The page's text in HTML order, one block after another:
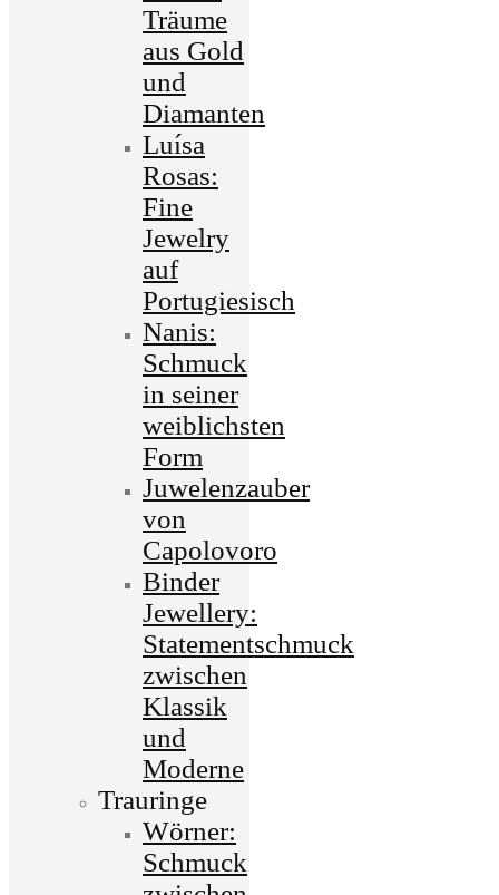
Träume
aus Gold
und
Diamanten
Luísa
Rosas:
Fine
Jewelry
auf
Portugiesisch
Nanis:
Schmuck
in seiner
weiblichsten
Form
Juwelenzauber
von
Capolovoro
Binder
Jewellery:
Statementschmuck
zwischen
Klassik
und
Moderne
Trauringe
Wörner:
Schmuck